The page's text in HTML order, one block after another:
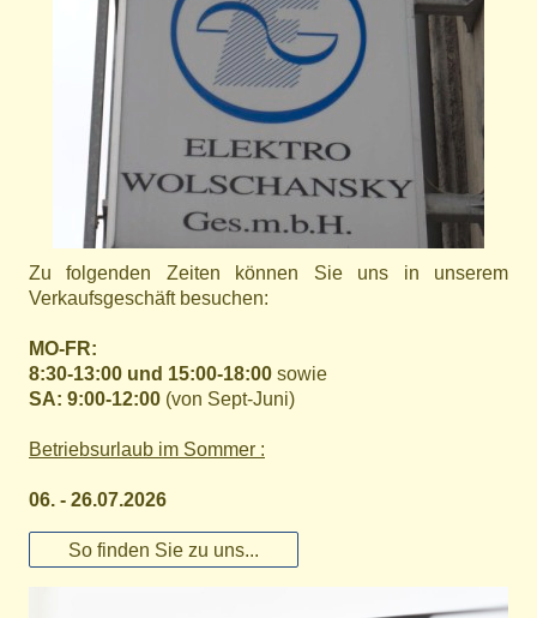
Zu folgenden Zeiten können Sie uns in unserem
Verkaufsgeschäft besuchen:
MO-FR:
8:30-13:00 und 15:00-18:00 sowie
SA: 9:00-12:00 (von Sept-Juni)
Betriebsurlaub im Sommer :
06. - 26.07.2026
So finden Sie zu uns...